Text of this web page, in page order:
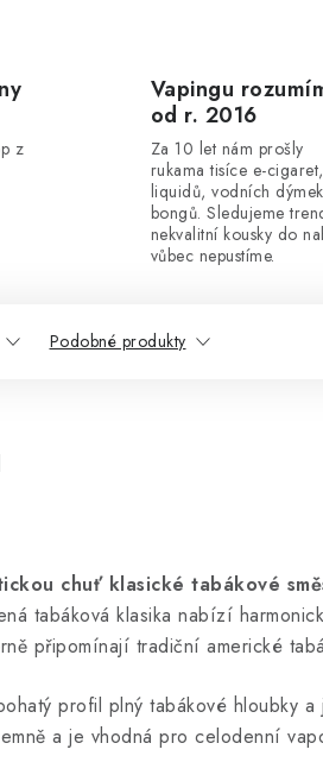
z
Vapingu
od r. 2016
Za 10 let nám prošly
rukama tisíce e-cigaret,
liquidů, vodních
bongů. Sledujeme
nekvalitní kousky do
vůbec nepustíme.
Podobné produkty
chuť klasické tabákové
tabáková klasika nabízí
připomínají tradiční americké
profil plný tabákové hloubky
a je vhodná pro celodenní